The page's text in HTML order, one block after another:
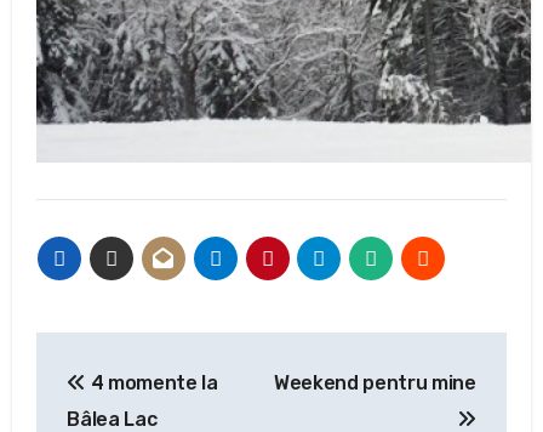
în
4 momente la
Bâlea Lac
Weekend pentru mine